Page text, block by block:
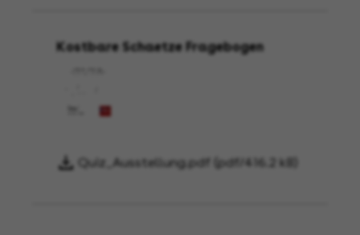
Kostbare Schaetze Fragebogen
Quiz_Ausstellung.pdf (pdf/416.2 kB)